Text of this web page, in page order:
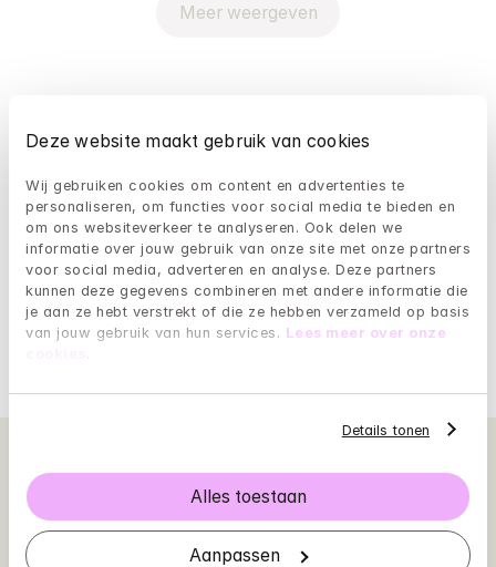
Deze website maakt gebruik van cookies
Wij gebruiken cookies om content en advertenties te
personaliseren, om functies voor social media te bieden en
om ons websiteverkeer te analyseren. Ook delen we
informatie over jouw gebruik van onze site met onze partners
voor social media, adverteren en analyse. Deze partners
kunnen deze gegevens combineren met andere informatie die
je aan ze hebt verstrekt of die ze hebben verzameld op basis
van jouw gebruik van hun services. Lees meer over onze
Details tonen
Alles toestaan
Aanpassen
Meer weergeven
Vind ons op Zorgkaart
Mindler staat voor kwaliteit. Wij zijn daarom trots op
het groeiend aantal positieve beoordelingen op
Zorgkaart Nederland. Lees onze waarderingen en laat
je overtuigen door onze cliënten.